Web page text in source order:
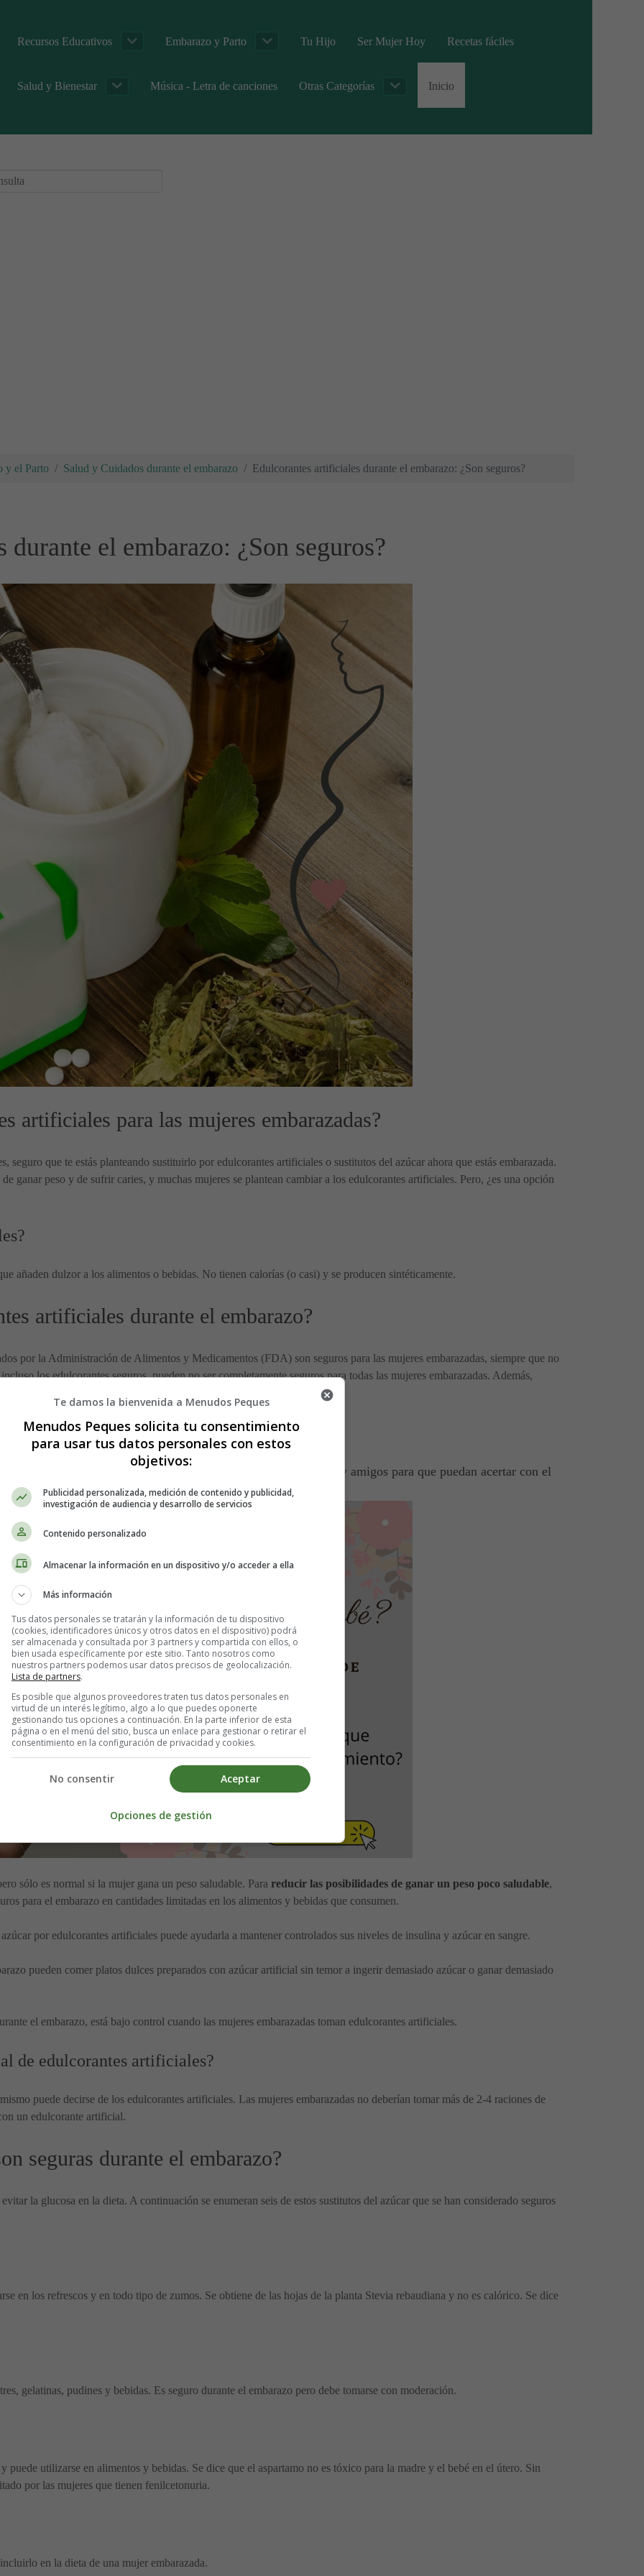
Recursos Educativos Embarazo y Parto Tu Hijo Ser Mujer Hoy Recetas fáciles
Salud y Bienestar Música - Letra de canciones Otras Categorías Inicio
y el Parto Salud y Cuidados durante el embarazo Edulcorantes artificiales durante el embarazo: ¿Son seguros?
el embarazo: ¿Son seguros?
artificiales para las mujeres embarazadas?
seguro que te estás planteando sustituirlo por edulcorantes artificiales o sustitutos del azúcar ahora que estás embarazada.
ganar peso y de sufrir caries, y muchas mujeres se plantean cambiar a los edulcorantes artificiales. Pero, ¿es una opción
añaden dulzor a los alimentos o bebidas. No tienen calorías (o casi) y se producen sintéticamente.
artificiales durante el embarazo?
por la Administración de Alimentos y Medicamentos (FDA) son seguros para las mujeres embarazadas, siempre que no
los edulcorantes seguros, pueden no ser completamente seguros para todas las mujeres embarazadas. Además,
peso más adelante.
artificiales para las embarazadas?
siempre que quieras. Comparte tu lista con familiares y amigos para que puedan acertar con el
regalo que necesitas ⇓⇓⇓
sólo es normal si la mujer gana un peso saludable. Para reducir las posibilidades de ganar un peso poco saludable,
para el embarazo en cantidades limitadas en los alimentos y bebidas que consumen.
por edulcorantes artificiales puede ayudarla a mantener controlados sus niveles de insulina y azúcar en sangre.
pueden comer platos dulces preparados con azúcar artificial sin temor a ingerir demasiado azúcar o ganar demasiado
el embarazo, está bajo control cuando las mujeres embarazadas toman edulcorantes artificiales.
de edulcorantes artificiales?
puede decirse de los edulcorantes artificiales. Las mujeres embarazadas no deberían tomar más de 2-4 raciones de
un edulcorante artificial.
seguras durante el embarazo?
la glucosa en la dieta. A continuación se enumeran seis de estos sustitutos del azúcar que se han considerado seguros
en los refrescos y en todo tipo de zumos. Se obtiene de las hojas de la planta Stevia rebaudiana y no es calórico. Se dice
gelatinas, pudines y bebidas. Es seguro durante el embarazo pero debe tomarse con moderación.
puede utilizarse en alimentos y bebidas. Se dice que el aspartamo no es tóxico para la madre y el bebé en el útero. Sin
por las mujeres que tienen fenilcetonuria.
en la dieta de una mujer embarazada.
Te damos la bienvenida a Menudos Peques
Menudos Peques solicita tu consentimiento
para usar tus datos personales con estos
objetivos:
Publicidad personalizada, medición de contenido y publicidad,
investigación de audiencia y desarrollo de servicios
Contenido personalizado
Almacenar la información en un dispositivo y/o acceder a ella
Más información
Tus datos personales se tratarán y la información de tu dispositivo
(cookies, identificadores únicos y otros datos en el dispositivo) podrá
ser almacenada y consultada por 3 partners y compartida con ellos, o
bien usada específicamente por este sitio. Tanto nosotros como
nuestros partners podemos usar datos precisos de geolocalización.
Lista de partners.
Es posible que algunos proveedores traten tus datos personales en
virtud de un interés legítimo, algo a lo que puedes oponerte
gestionando tus opciones a continuación. En la parte inferior de esta
página o en el menú del sitio, busca un enlace para gestionar o retirar el
consentimiento en la configuración de privacidad y cookies.
Aceptar
No consentir
Opciones de gestión